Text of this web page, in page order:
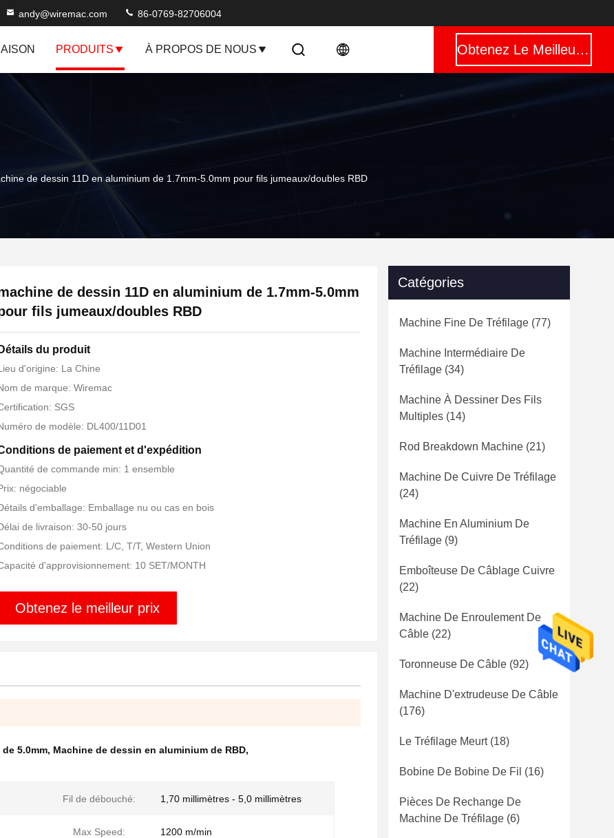
andy@wiremac.com 86-0769-82706004
PRODUITS À PROPOS DE NOUS Obtenez Le Meilleur Prix
de dessin 11D en aluminium de 1.7mm-5.0mm pour fils jumeaux/doubles RBD
de dessin 11D en aluminium de 1.7mm-5.0mm
fils jumeaux/doubles RBD
Détails du produit
d'origine: La Chine
de marque: Wiremac
SGS
de modèle: DL400/11D01
de paiement et d'expédition
de commande min: 1 ensemble
négociable
d'emballage: Emballage nu ou cas en bois
de livraison: 30-50 jours
de paiement: L/C, T/T, Western Union
d'approvisionnement: 10 SET/MONTH
Obtenez le meilleur prix
5.0mm, Machine de dessin en aluminium de RBD,
Fil de débouché: 1,70 millimètres - 5,0 millimètres
Max Speed: 1200 m/min
Catégories
Machine Fine De Tréfilage (77)
Machine Intermédiaire De
Tréfilage (34)
Machine À Dessiner Des Fils
Multiples (14)
Rod Breakdown Machine (21)
Machine De Cuivre De Tréfilage
(24)
Machine En Aluminium De
Tréfilage (9)
Emboîteuse De Câblage Cuivre
(22)
Machine De Enroulement De
Câble (22)
Toronneuse De Câble (92)
Machine D'extrudeuse De Câble
(176)
Le Tréfilage Meurt(18)
Bobine De Bobine De Fil (16)
Pièces De Rechange De
Machine De Tréfilage (6)